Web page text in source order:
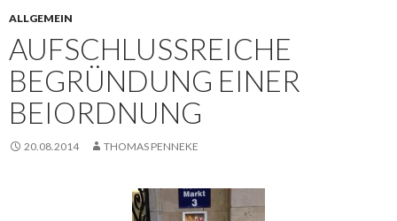
ALLGEMEIN
AUFSCHLUSSREICHE
BEGRÜNDUNG EINER
BEIORDNUNG
20.08.2014 THOMAS PENNEKE